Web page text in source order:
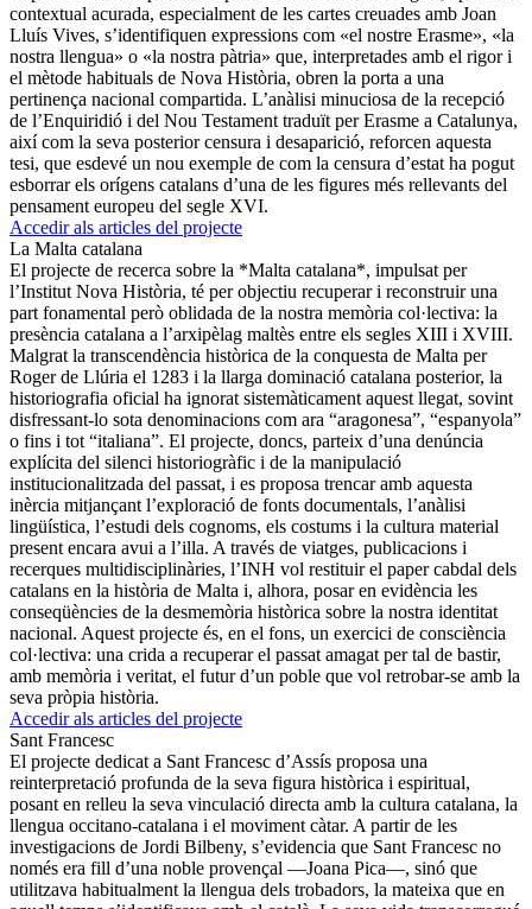
contextual acurada, especialment de les cartes creuades amb Joan
Lluís Vives, s’identifiquen expressions com «el nostre Erasme», «la
nostra llengua» o «la nostra pàtria» que, interpretades amb el rigor i
el mètode habituals de Nova Història, obren la porta a una
pertinença nacional compartida. L’anàlisi minuciosa de la recepció
de l’Enquiridió i del Nou Testament traduït per Erasme a Catalunya,
així com la seva posterior censura i desaparició, reforcen aquesta
tesi, que esdevé un nou exemple de com la censura d’estat ha pogut
esborrar els orígens catalans d’una de les figures més rellevants del
pensament europeu del segle XVI.
Accedir als articles del projecte
La Malta catalana
El projecte de recerca sobre la *Malta catalana*, impulsat per
l’Institut Nova Història, té per objectiu recuperar i reconstruir una
part fonamental però oblidada de la nostra memòria col·lectiva: la
presència catalana a l’arxipèlag maltès entre els segles XIII i XVIII.
Malgrat la transcendència històrica de la conquesta de Malta per
Roger de Llúria el 1283 i la llarga dominació catalana posterior, la
historiografia oficial ha ignorat sistemàticament aquest llegat, sovint
disfressant-lo sota denominacions com ara “aragonesa”, “espanyola”
o fins i tot “italiana”. El projecte, doncs, parteix d’una denúncia
explícita del silenci historiogràfic i de la manipulació
institucionalitzada del passat, i es proposa trencar amb aquesta
inèrcia mitjançant l’exploració de fonts documentals, l’anàlisi
lingüística, l’estudi dels cognoms, els costums i la cultura material
present encara avui a l’illa. A través de viatges, publicacions i
recerques multidisciplinàries, l’INH vol restituir el paper cabdal dels
catalans en la història de Malta i, alhora, posar en evidència les
conseqüències de la desmemòria històrica sobre la nostra identitat
nacional. Aquest projecte és, en el fons, un exercici de consciència
col·lectiva: una crida a recuperar el passat amagat per tal de bastir,
amb memòria i veritat, el futur d’un poble que vol retrobar-se amb la
seva pròpia història.
Accedir als articles del projecte
Sant Francesc
El projecte dedicat a Sant Francesc d’Assís proposa una
reinterpretació profunda de la seva figura històrica i espiritual,
posant en relleu la seva vinculació directa amb la cultura catalana, la
llengua occitano-catalana i el moviment càtar. A partir de les
investigacions de Jordi Bilbeny, s’evidencia que Sant Francesc no
només era fill d’una noble provençal —Joana Pica—, sinó que
utilitzava habitualment la llengua dels trobadors, la mateixa que en